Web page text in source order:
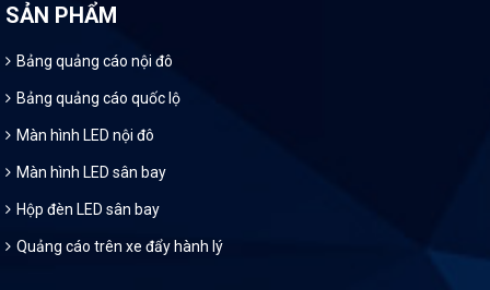
SẢN PHẨM
Bảng quảng cáo nội đô
Bảng quảng cáo quốc lộ
Màn hình LED nội đô
Màn hình LED sân bay
Hộp đèn LED sân bay
Quảng cáo trên xe đẩy hành lý